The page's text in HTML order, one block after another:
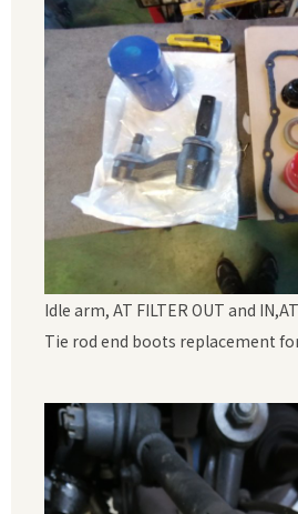
Idle arm, AT FILTER OUT and
Tie rod end boots replacement